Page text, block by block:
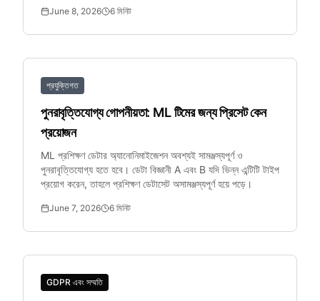
June 8, 2026 6 মিনিট
প্রযুক্তিগত
পুনরাবৃত্তিযোগ্য গোপনীয়তা: ML টিমের জন্য প্রিসেট কেন
প্রয়োজন
ML প্রশিক্ষণ ডেটার অ্যানোনিমাইজেশন অবশ্যই সামঞ্জস্যপূর্ণ ও
পুনরাবৃত্তিযোগ্য হতে হবে। ডেটা বিজ্ঞানী A এবং B যদি ভিন্ন এন্টিটি টাইপ
প্রয়োগ করেন, তাহলে প্রশিক্ষণ ডেটাসেট অসামঞ্জস্যপূর্ণ হয়ে পড়ে।
June 7, 2026 6 মিনিট
GDPR এবং সম্মতি